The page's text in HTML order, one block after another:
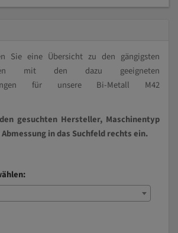
Sie eine Übersicht zu den gängigsten
mit den dazu geeigneten
für unsere Bi-Metall M42
gesuchten Hersteller, Maschinentyp
in das Suchfeld rechts ein.